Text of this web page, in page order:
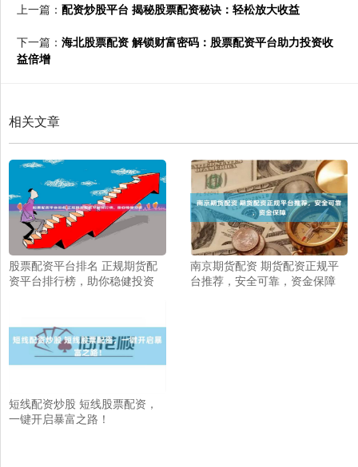
上一篇： 配资炒股平台 揭秘股票配资秘诀：轻松放大收益
下一篇： 海北股票配资 解锁财富密码：股票配资平台助力投资收
益倍增
相关文章
股票配资平台排名 正规期货配
资平台排行榜，助你稳健投资
南京期货配资 期货配资正规平
台推荐，安全可靠，资金保障
短线配资炒股 短线股票配资，
一键开启暴富之路！